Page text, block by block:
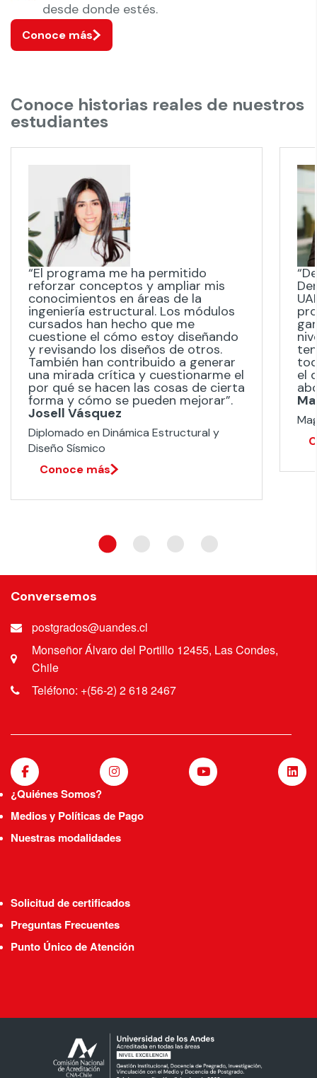
desde donde estés.
Conoce más
Conoce historias reales de nuestros
estudiantes
“El programa me ha permitido
reforzar conceptos y ampliar mis
conocimientos en áreas de la
ingeniería estructural. Los módulos
cursados han hecho que me
cuestione el cómo estoy diseñando
y revisando los diseños de otros.
También han contribuido a generar
una mirada crítica y cuestionarme el
por qué se hacen las cosas de cierta
forma y cómo se pueden mejorar”.
Josell Vásquez
Diplomado en Dinámica Estructural y
Diseño Sísmico​
Conoce más
el
Conversemos
postgrados@uandes.cl
Monseñor Álvaro del Portillo 12455, Las Condes,
Chile
Teléfono: +(56-2) 2 618 2467
¿Quiénes Somos?
Medios y Políticas de Pago
Nuestras modalidades
Solicitud de certificados
Preguntas Frecuentes
Punto Único de Atención